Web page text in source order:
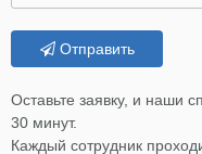
Отправить
Оставьте заявку, и наши
30 минут.
Каждый сотрудник